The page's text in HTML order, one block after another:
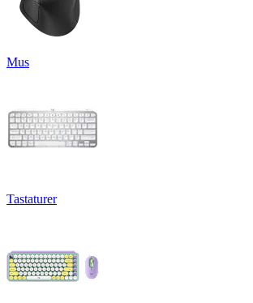
Mus
Tastaturer